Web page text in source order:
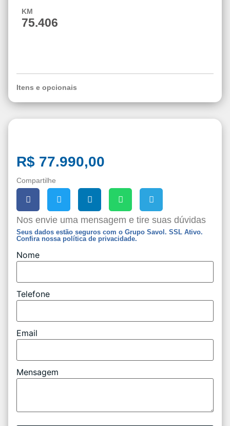
KM
75.406
Itens e opcionais
R$ 77.990,00
Compartilhe
Nos envie uma mensagem e tire suas dúvidas
Seus dados estão seguros com o Grupo Savol. SSL Ativo.
Confira nossa política de privacidade.
Nome
Telefone
Email
Mensagem